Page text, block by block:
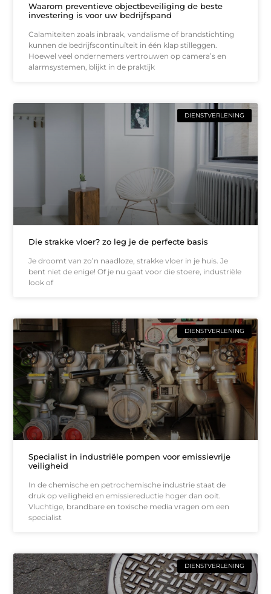
Waarom preventieve objectbeveiliging de beste
investering is voor uw bedrijfspand
Calamiteiten zoals inbraak, vandalisme of brandstichting
kunnen de bedrijfscontinuïteit in één klap stilleggen.
Hoewel veel ondernemers vertrouwen op camera’s en
alarmsystemen, blijkt in de praktijk
DIENSTVERLENING
Die strakke vloer? zo leg je de perfecte basis
Je droomt van zo’n naadloze, strakke vloer in je huis. Je
bent niet de enige! Of je nu gaat voor die stoere, industriële
look of
DIENSTVERLENING
Specialist in industriële pompen voor emissievrije
veiligheid
In de chemische en petrochemische industrie staat de
druk op veiligheid en emissiereductie hoger dan ooit.
Vluchtige, brandbare en toxische media vragen om een
specialist
DIENSTVERLENING